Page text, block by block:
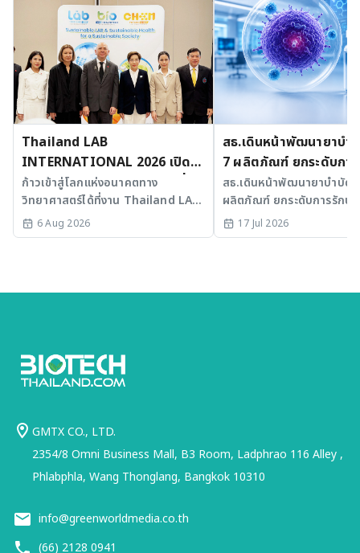
Thailand LAB
INTERNATIONAL 2026 เปิด
เวที AI รวม 3 งานใหญ่ ขับเคลื่อน
ไทยสู่ศูนย์กลางนวัตกรรมอาเซียน
ก้าวเข้าสู่โลกแห่งอนาคตทาง
วิทยาศาสตร์ได้ที่งาน Thailand LAB
INTERNATIONAL 2026
6 Aug 2026
สธ.เดินหน้าพัฒนายาบำ
7 ผลิตภัณฑ์ ยกระดับกา
มะเร็งและ SLE
สธ.เดินหน้าพัฒนายาบำบัด
ผลิตภัณฑ์ ยกระดับการรักษา
SLE พร้อมเร่ง Medical AI
ประเทศไทย
17 Jul 2026
GMTX CO., LTD.
2354/8 Omni Business Mall, B3 Room, Ladphrao 116 Alley ,
Phlabphla, Wang Thonglang, Bangkok 10310
info@greenworldmedia.co.th
(66) 2128 0941